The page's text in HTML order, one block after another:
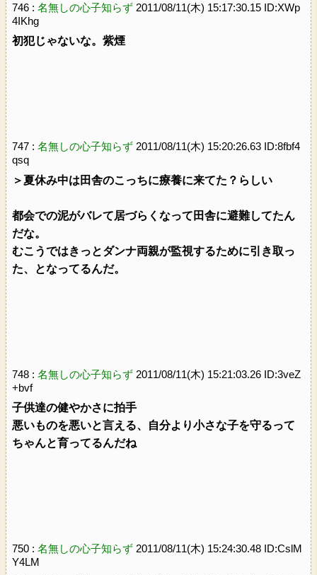
746 : 名無しの心子知らず 2011/08/11(木) 15:17:30.15 ID:XWp
4IKhg
初犯じゃないな。紫煙
747 : 名無しの心子知らず 2011/08/11(木) 15:20:26.63 ID:8fbf4
qsq
＞夏休み中は田舎のこっちに療養に来てた？らしい
都会での泥がバレて居づらくなって田舎に避難してたん
だな。
むこうではきっとダンナ両親が監視するために引き取っ
た、となってるんだ。
748 : 名無しの心子知らず 2011/08/11(木) 15:21:03.26 ID:3veZ
+bvf
子供達の健やかさに拍手
悪いものを悪いと言える、自分より小さな子を守るって
ちゃんと育ってるんだね
750 : 名無しの心子知らず 2011/08/11(木) 15:24:30.48 ID:CslM
Y4LM